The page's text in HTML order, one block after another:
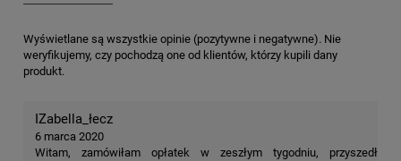
Wyświetlane są wszystkie opinie (pozytywne i negatywne). Nie
weryfikujemy, czy pochodzą one od klientów, którzy kupili dany
produkt.
IZabella_łecz
6 marca 2020
Witam, zamówiłam opłatek w zeszłym tygodniu, przyszedł